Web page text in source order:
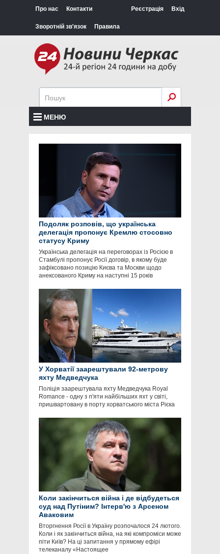
Про нас Контакти
Зворотній зв'язок Правила
Реєстрація Вхід
МЕНЮ
Подоляк розповів, що українська
делегація пропонує Кремлю стосовно
статусу Криму
Українська делегація на переговорах із Росією в
Стамбулі пропонує Росії договір, в якому буде
зафіксовано позицію Києва та Москви щодо
анексованого Криму на наступні 15 років
У Хорватії заарештували 92-метрову
яхту Медведчука
Поліція заарештувала яхту Медведчука Royal
Romance - одну з п'яти найбільших яхт у світі,
пришвартовану в порту хорватського міста Рієка
Коли закінчиться війна і де відбудеться
суд над Путіним? Інтерв'ю з Арсеном
Аваковим
Вторгнення Росії в Україну розпочалося 24 лютого.
Коли і як закінчиться війна, на які компроміси може
піти Київ? На ці запитання у прямому ефірі
телеканалу «Настоящее